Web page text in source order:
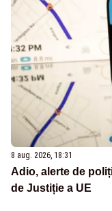
8 aug. 2026, 18:31
Adio, alerte de
de Justiție a UE